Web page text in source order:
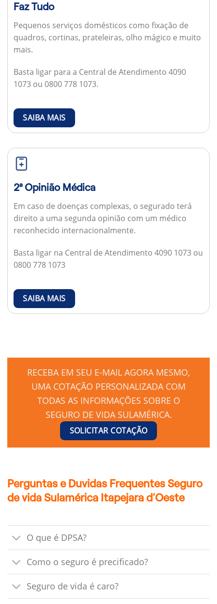
Faz Tudo
Pequenos serviços domésticos como fixação de
quadros, cortinas, prateleiras, olho mágico e muito
mais.
Basta ligar para a Central de Atendimento 4090
1073 ou 0800 778 1073.
SAIBA MAIS
2ª Opinião Médica
Em caso de doenças complexas, o segurado terá
direito a uma segunda opinião com um médico
reconhecido internacionalmente.
Basta ligar na Central de Atendimento 4090 1073 ou
0800 778 1073
SAIBA MAIS
RECEBA EM SEU E-MAIL AGORA MESMO,
UMA COTAÇÃO PERSONALIZADA COM
TODAS AS INFORMAÇÕES SOBRE O
SEGURO DE VIDA SULAMÉRICA.
SOLICITAR COTAÇÃO
Perguntas e Duvidas Frequentes Seguro
de vida Sulamérica Itapejara d’Oeste
O que é DPSA?
Como o seguro é precificado?
Seguro de vida é caro?